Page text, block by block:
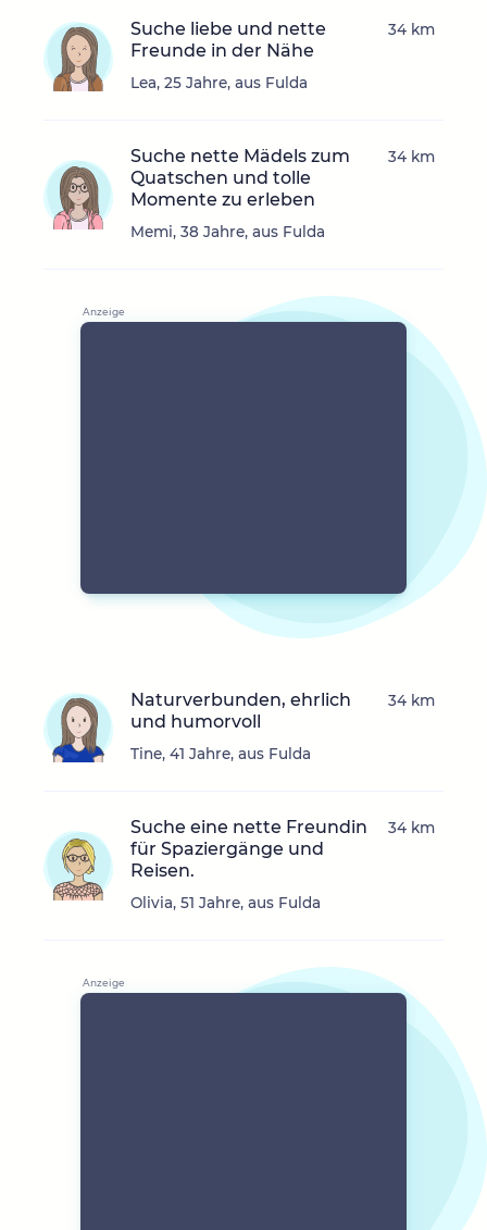
Suche liebe und nette
Freunde in der Nähe
Lea, 25 Jahre, aus Fulda
34 km
Suche nette Mädels zum
Quatschen und tolle
Momente zu erleben
Memi, 38 Jahre, aus Fulda
34 km
Naturverbunden, ehrlich
und humorvoll
Tine, 41 Jahre, aus Fulda
34 km
Suche eine nette Freundin
für Spaziergänge und
Reisen.
Olivia, 51 Jahre, aus Fulda
34 km